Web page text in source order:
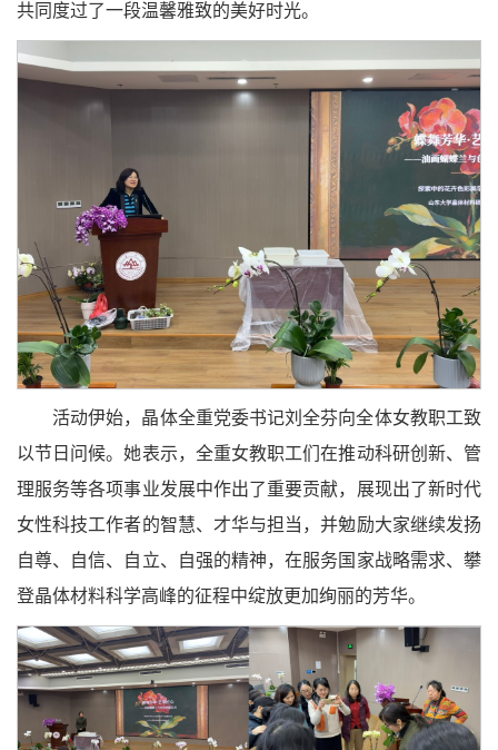
共同度过了一段温馨雅致的美好时光。
活动伊始，晶体全重党委书记刘全芬向全体女教职工致
以节日问候。她表示，全重女教职工们在推动科研创新、管
理服务等各项事业发展中作出了重要贡献，展现出了新时代
女性科技工作者的智慧、才华与担当，并勉励大家继续发扬
自尊、自信、自立、自强的精神，在服务国家战略需求、攀
登晶体材料科学高峰的征程中绽放更加绚丽的芳华。